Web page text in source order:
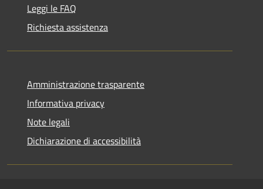
Leggi le FAQ
Richiesta assistenza
Amministrazione trasparente
Informativa privacy
Note legali
Dichiarazione di accessibilità